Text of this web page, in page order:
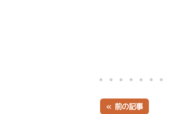
« 前の記事